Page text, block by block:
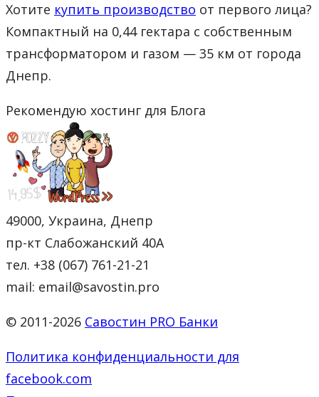
Хотите купить производство от первого лица?
Компактный на 0,44 гектара с собственным
трансформатором и газом — 35 км от города
Днепр.
Рекомендую хостинг для Блога
49000, Украина, Днепр
пр-кт Слабожанский 40А
тел. +38 (067) 761-21-21
mail: email@savostin.pro
© 2011-2026 Савостин PRO Банки
Политика конфиденциальности для
facebook.com